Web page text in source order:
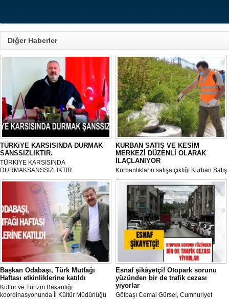
Diğer Haberler
TÜRKiYE KARSISINDA DURMAK
SANSSIZLIKTIR.
TÜRKIYE KARSISINDA
DURMAKSANSSIZLIKTIR.
KURBAN SATIŞ VE KESİM
MERKEZİ DÜZENLİ OLARAK
İLAÇLANIYOR
Kurbanlıkların satışa çıktığı Kurban Satış
ve Kesim Merkezi, haşere ve
mikropların önüne geçilmesi amacıyla
her gün Gölbaşı Belediyesi ekipleri
tarafından düzenli olarak ilaçlanıyor.
Başkan Odabaşı, Türk Mutfağı
Haftası etkinliklerine katıldı
Kültür ve Turizm Bakanlığı
koordinasyonunda İl Kültür Müdürlüğü
Esnaf şikâyetçi! Otopark sorunu
yüzünden bir de trafik cezası
yiyorlar
Gölbaşı Cemal Gürsel, Cumhuriyet